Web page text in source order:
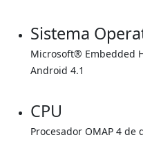
Sistema
Microsoft® Embedded
Android 4.1
CPU
Procesador OMAP 4 de